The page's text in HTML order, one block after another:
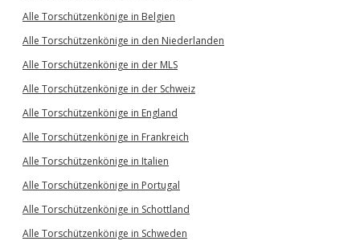
Alle Torschützenkönige in Belgien
Alle Torschützenkönige in den Niederlanden
Alle Torschützenkönige in der MLS
Alle Torschützenkönige in der Schweiz
Alle Torschützenkönige in England
Alle Torschützenkönige in Frankreich
Alle Torschützenkönige in Italien
Alle Torschützenkönige in Portugal
Alle Torschützenkönige in Schottland
Alle Torschützenkönige in Schweden